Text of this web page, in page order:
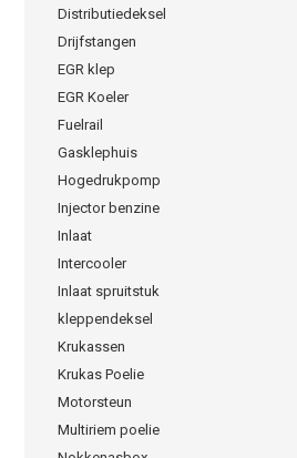
Distributiedeksel
Drijfstangen
EGR klep
EGR Koeler
Fuelrail
Gasklephuis
Hogedrukpomp
Injector benzine
Inlaat
Intercooler
Inlaat spruitstuk
kleppendeksel
Krukassen
Krukas Poelie
Motorsteun
Multiriem poelie